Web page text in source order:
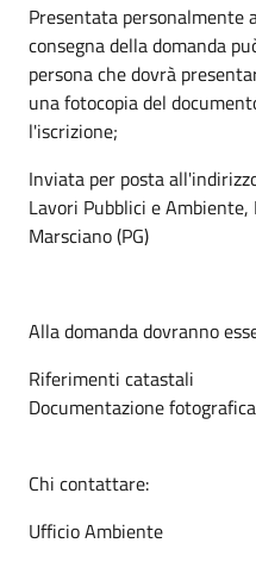
Presentata personalmente
consegna della domanda
persona che dovrà
una fotocopia del
l'iscrizione;
Inviata per posta
Lavori Pubblici e
Marsciano (PG)
Alla domanda dovranno
Riferimenti catastali
Documentazione fotografica
Chi contattare:
Ufficio Ambiente